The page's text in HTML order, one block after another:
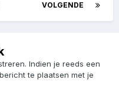
VOLGENDE
Indien je reeds een
te plaatsen met je